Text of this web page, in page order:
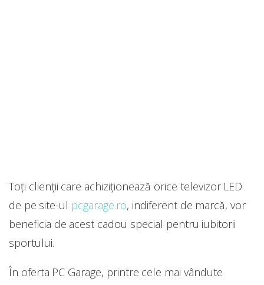
Toți clienții care achiziționează orice televizor LED
de pe site-ul pcgarage.ro, indiferent de marcă, vor
beneficia de acest cadou special pentru iubitorii
sportului.
În oferta PC Garage, printre cele mai vândute